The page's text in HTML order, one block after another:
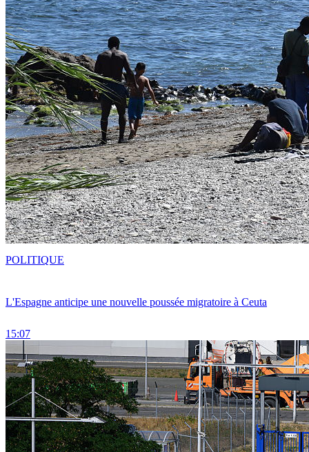
L'Espagne anticipe une nouvelle poussée migratoire à Ceuta
15:07
POLITIQUE